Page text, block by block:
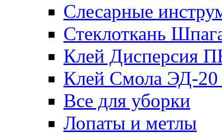
Слесарные
Стеклоткань
Клей Дисперсия
Клей Смола ЭД-20
Все для уборки
Лопаты и метлы